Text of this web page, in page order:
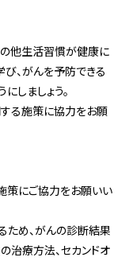
の他生活習慣が健康に
、がんを予防できる
しましょう。
る施策に協力をお願
策にご協力をお願いい
ため、がんの診断結果
治療方法、セカンドオ